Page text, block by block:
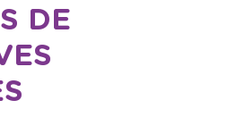
DE